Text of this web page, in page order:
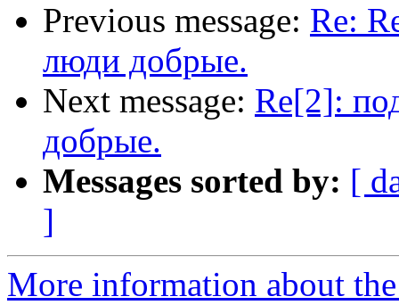
Previous message: Re:
люди добрые.
Next message: Re[2]:
добрые.
Messages sorted by: [
]
More information about